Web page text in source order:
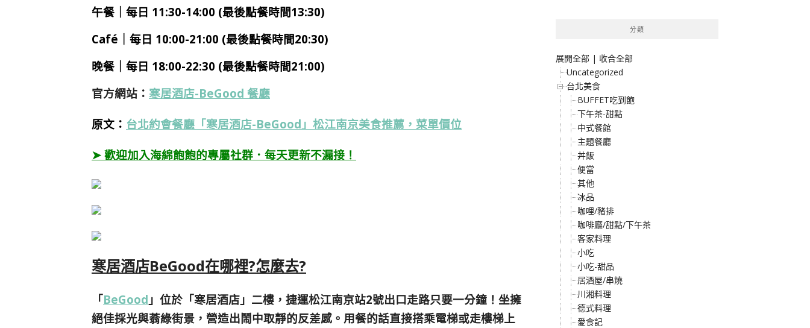
午餐｜每日 11:30-14:00 (最後點餐時間13:30)
Café｜每日 10:00-21:00 (最後點餐時間20:30)
晚餐｜每日 18:00-22:30 (最後點餐時間21:00)
官方網站： 寒居酒店-BeGood 餐廳
原文： 台北約會餐廳「寒居酒店-BeGood」松江南京美食推薦，菜單價位
➤ 歡迎加入海綿飽飽的專屬社群．每天更新不漏接！
寒居酒店BeGood在哪裡?怎麼去?
「BeGood 」位於「寒居酒店」二樓，捷運松江南京站2號出口走路只要一分鐘！坐擁
絕佳採光與蓊綠街景，營造出鬧中取靜的反差感。用餐的話直接搭乘電梯或走樓梯上
分類
展開全部 | 收合全部
Uncategorized
台北美食
BUFFET吃到飽
下午茶-甜點
中式餐館
主題餐廳
丼飯
便當
其他
冰品
咖哩/豬排
咖啡廳/甜點/下午茶
客家料理
小吃
小吃-甜品
居酒屋/串燒
川湘料理
德式料理
愛食記